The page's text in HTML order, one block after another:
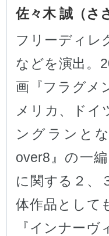
佐々木 誠（
フリーディレ
などを演出。
画『フラグメ
メリカ、ドイ
ングランと
over8』の一
に関する２、
体作品として
『インナー